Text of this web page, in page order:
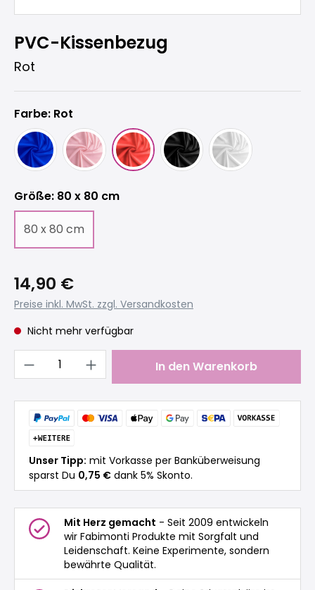
PVC-Kissenbezug
Rot
Farbe: Rot
Größeauswählen
: 80 x 80 cm
80 x 80 cm
(Diese Option ist zurzeit nicht verfügbar.)
14,90 €
Preise inkl. MwSt. zzgl. Versandkosten
Nicht mehr verfügbar
Produkt Anzahl: Gib den
In den Warenkorb
Unser Tipp: mit Vorkasse per Banküberweisung
sparst Du 0,75 € dank 5% Skonto.
Mit Herz gemacht - Seit 2009 entwickeln
wir Fabimonti Produkte mit Sorgfalt und
Leidenschaft. Keine Experimente, sondern
bewährte Qualität.